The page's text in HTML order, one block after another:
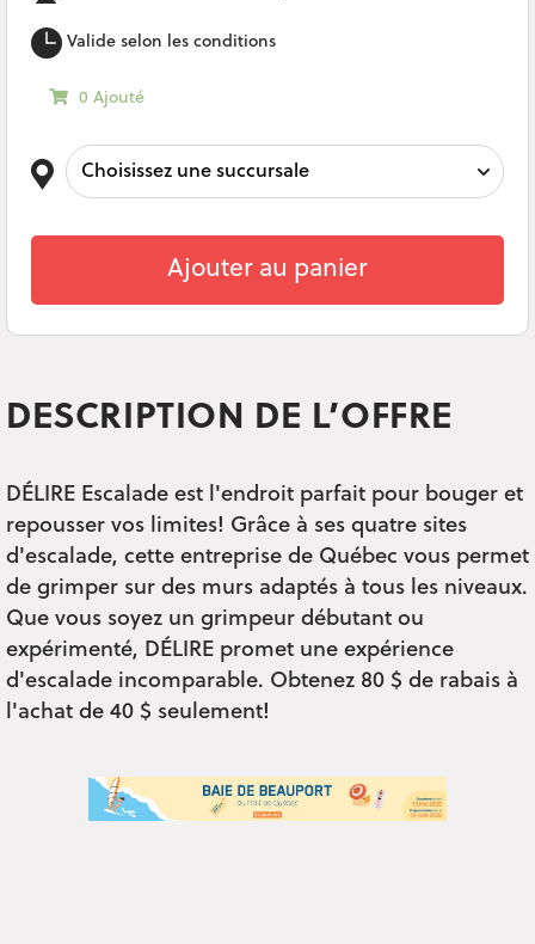
DESCRIPTION DE L’OFFRE
DÉLIRE Escalade est l'endroit parfait pour bouger et
repousser vos limites! Grâce à ses quatre sites
d'escalade, cette entreprise de Québec vous permet
de grimper sur des murs adaptés à tous les niveaux.
Que vous soyez un grimpeur débutant ou
expérimenté, DÉLIRE promet une expérience
d'escalade incomparable. Obtenez 80 $ de rabais à
l'achat de 40 $ seulement!
Valide selon les conditions
0 Ajouté
Ajouter au panier